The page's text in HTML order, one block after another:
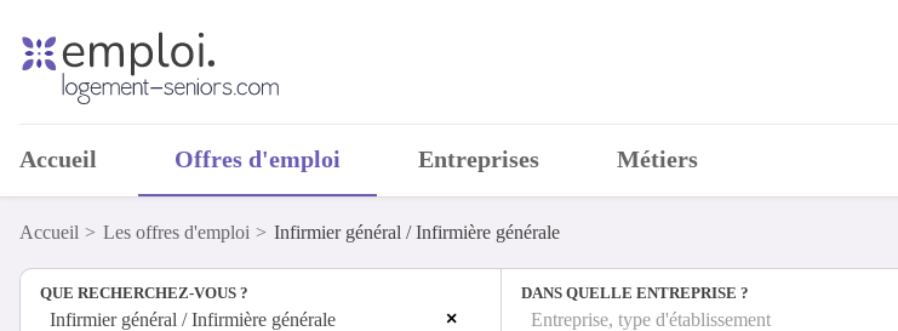
Accueil Offres d'emploi Entreprises Métiers
Accueil Les offres d'emploi Infirmier général / Infirmière générale
QUE RECHERCHEZ-VOUS ?
×
Infirmier général / Infirmière générale
DANS QUELLE ENTREPRISE ?
Entreprise, type d'établissement